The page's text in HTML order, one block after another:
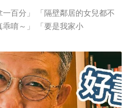
一百分」 「隔壁鄰居的女兒都不
唷～」 「要是我家小